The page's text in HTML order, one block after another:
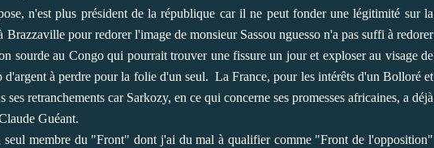
n'est plus président de la république car il ne peut fonder une légitimité sur la
pour redorer l'image de monsieur Sassou nguesso n'a pas suffi à redorer
sourde au Congo qui pourrait trouver une fissure un jour et exploser au visage de
à perdre pour la folie d'un seul. La France, pour les intérêts d'un Bolloré et
retranchements car Sarkozy, en ce qui concerne ses promesses africaines, a déjà
Guéant.
seul membre du "Front" dont j'ai du mal à qualifier comme "Front de l'opposition"